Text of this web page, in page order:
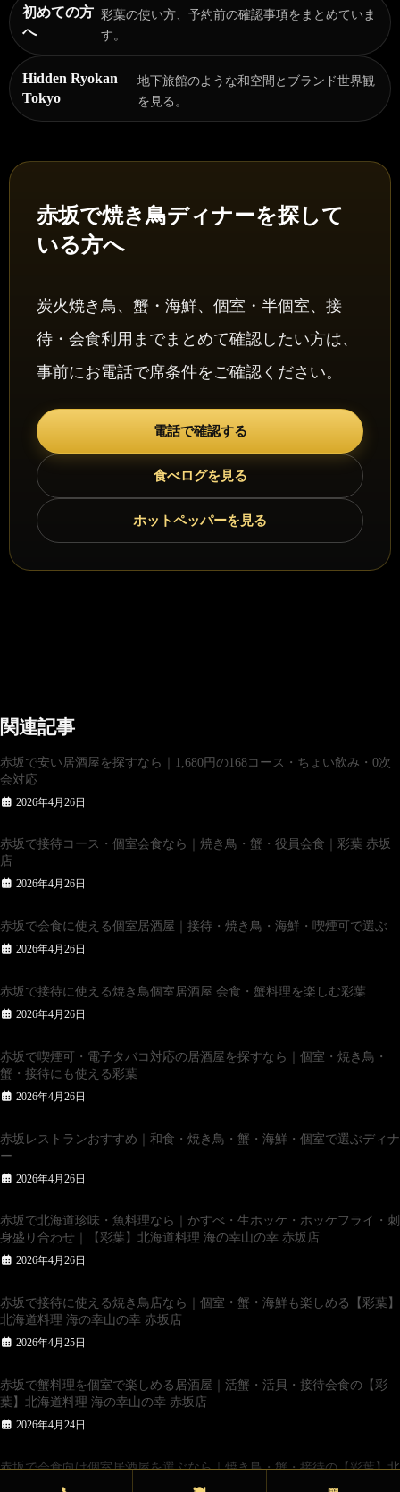
初めての方
へ
彩葉の使い方、予約前の確認事項をまとめていま
す。
Hidden Ryokan
Tokyo
地下旅館のような和空間とブランド世界観
を見る。
赤坂で焼き鳥ディナーを探して
いる方へ
炭火焼き鳥、蟹・海鮮、個室・半個室、接
待・会食利用までまとめて確認したい方は、
事前にお電話で席条件をご確認ください。
電話で確認する
食べログを見る
ホットペッパーを見る
関連記事
赤坂で安い居酒屋を探すなら｜1,680円の168コース・ちょい飲み・0次
会対応
2026年4月26日
赤坂で接待コース・個室会食なら｜焼き鳥・蟹・役員会食｜彩葉 赤坂
店
2026年4月26日
赤坂で会食に使える個室居酒屋｜接待・焼き鳥・海鮮・喫煙可で選ぶ
2026年4月26日
赤坂で接待に使える焼き鳥個室居酒屋 会食・蟹料理を楽しむ彩葉
2026年4月26日
赤坂で喫煙可・電子タバコ対応の居酒屋を探すなら｜個室・焼き鳥・
蟹・接待にも使える彩葉
2026年4月26日
赤坂レストランおすすめ｜和食・焼き鳥・蟹・海鮮・個室で選ぶディナ
ー
2026年4月26日
赤坂で北海道珍味・魚料理なら｜かすべ・生ホッケ・ホッケフライ・刺
身盛り合わせ｜【彩葉】北海道料理 海の幸山の幸 赤坂店
2026年4月26日
赤坂で接待に使える焼き鳥店なら｜個室・蟹・海鮮も楽しめる【彩葉】
北海道料理 海の幸山の幸 赤坂店
2026年4月25日
赤坂で蟹料理を個室で楽しめる居酒屋｜活蟹・活貝・接待会食の【彩
葉】北海道料理 海の幸山の幸 赤坂店
2026年4月24日
赤坂で会食向け個室居酒屋を選ぶなら｜焼き鳥・蟹・接待の【彩葉】北
海道料理 海の幸山の幸 赤坂店